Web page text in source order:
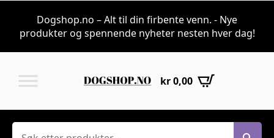
Dogshop.no – Alt til din firbente venn. - Nye
produkter og spennende nyheter nesten hver dag!
kr0,00
Søk